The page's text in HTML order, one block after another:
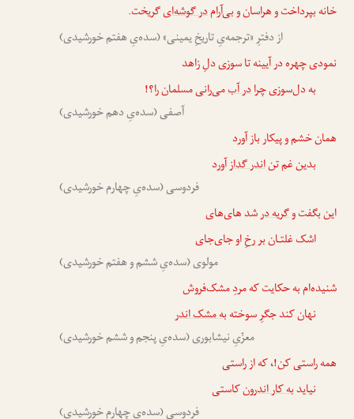
خانه بپرداخت و هراسان و بی‌آرامدر گوشه‌ایگریخت.
از دفترِ «ترجمه‌یِ تاریخِ یمینی» (سده‌یِ هفتم خورشیدی)
نمودی چهره در آیینه تا سوزی دلِ زاهد
به دل‌سوزی چرادر آبمی‌رانی مسلمان را؟!
آصفی (سده‌یِ دهم خورشیدی)
همان خشم و پیکار باز آورد
بدین غم تناندر گدازآورد
فردوسی (سده‌یِ چهارم خورشیدی)
این بگفت وگریه درشد های‌های
اشک غلتـان بر رخِ او جای‌جای
مولوی (سده‌یِ ششم و هفتم خورشیدی)
شنیده‌ام به حکایت که مردِ مشک‌فروش
نهان کند جگرِ سوختهبه مشک اندر
معزّیِ نیشابوری (سده‌یِ پنجم و ششم خورشیدی)
همه راستی کن!، که از راستی
نیایدبه کار اندرونکاستی
فردوسی (سده‌یِ چهارم خورشیدی)